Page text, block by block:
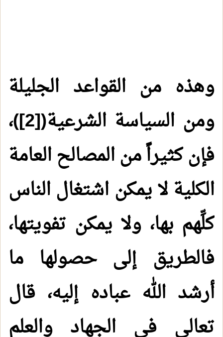
وهذه من القواعد الجليلة
ومن السياسة الشرعية([2])،
فإن كثيراً من المصالح العامة
الكلية لا يمكن اشتغال الناس
كلِّهم بها، ولا يمكن تفويتها،
فالطريق إلى حصولها ما
أرشد الله عباده إليه، قال
تعالى في الجهاد والعلم